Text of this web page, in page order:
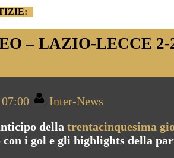
– LAZIO-LECCE
By
Inter-News
della trentacinquesima
con i gol e gli highlights della